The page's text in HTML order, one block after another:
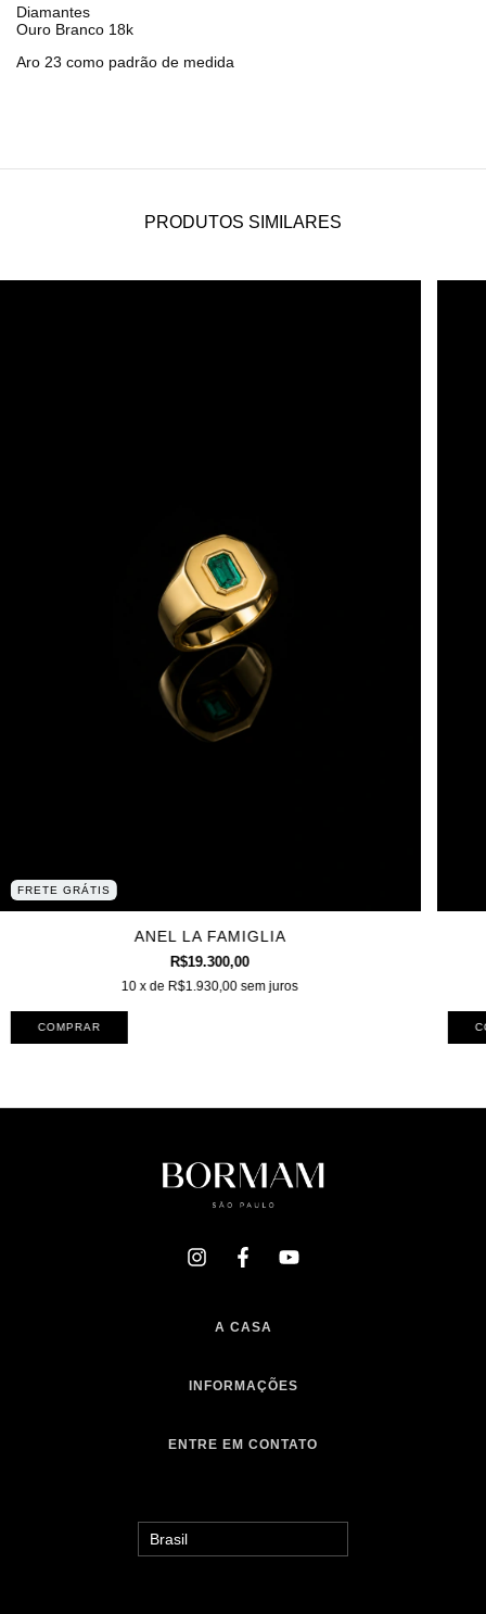
Diamantes
Ouro Branco 18k
Aro 23 como padrão de medida
PRODUTOS SIMILARES
FRETE GRÁTIS
ANEL LA FAMIGLIA
R$19.300,00
10 x de R$1.930,00 sem juros
A CASA
INFORMAÇÕES
ENTRE EM CONTATO